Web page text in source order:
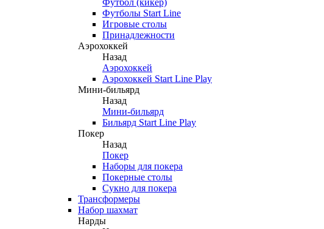
Футбол (кикер)
Футболы Start Line
Игровые столы
Принадлежности
Аэрохоккей
Назад
Аэрохоккей
Аэрохоккей Start Line Play
Мини-бильярд
Назад
Мини-бильярд
Бильярд Start Line Play
Покер
Назад
Покер
Наборы для покера
Покерные столы
Сукно для покера
Трансформеры
Набор шахмат
Нарды